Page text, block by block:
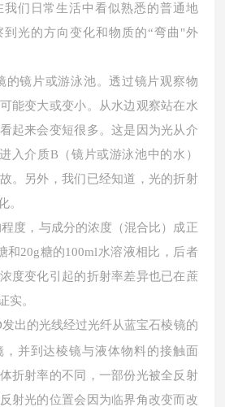
们日常生活中看似熟悉的普通地
到光的方向变化和物质的“弯曲"外
的镜片或游泳池。透过镜片观察物
能变大或变小。从水边观察站在水
起来会变短很多。这是因为光从介
入介质B（镜片或游泳池中的水）
。另外，我们已经知道，光的折射
。
度，与成分的浓度（混合比）成正
和20g糖的100ml水溶液相比，后者
度变化引起的折射率差异也已在蔗
实。
发出的光线经过光纤从蓝宝石棱镜的
并到达棱镜与液体物料的接触面
折射率的不同，一部份光被全反射
射光的位置会因为临界角改变而改